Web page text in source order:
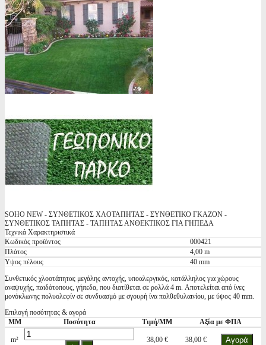
SOHO NEW - ΣΥΝΘΕΤΙΚΟΣ ΧΛΟΤΑΠΗΤΑΣ - ΣΥΝΘΕΤΙΚΟ ΓΚΑΖΟΝ -
ΣΥΝΘΕΤΙΚΟΣ ΤΑΠΗΤΑΣ - ΤΑΠΗΤΑΣ ΑΝΘΕΚΤΙΚΟΣ ΓΙΑ ΓΗΠΕΔΑ
Τεχνικά Χαρακτηριστικά
Κωδικός προϊόντος
000421
Πλάτος
4,00 m
Υψος πέλους
40 mm
Συνθετικός χλοοτάπητας μεγάλης αντοχής, υποαλεργικός, κατάλληλος για χώρους
αναψυχής, παιδότοπους, γήπεδα, που διατίθεται σε ρολλά 4 m. Αποτελείται από ίνες
μονόκλωνης πολυολεφίν σε συνδυασμό με σγουρή ίνα πολθεθυλαινίου, με ύψος 40 mm.
Επιλογή ποσότητας & αγορά
ΜΜ
Ποσότητα Τιμή/ΜΜ Αξία με ΦΠΑ
m² 38,00 € 38,00 €